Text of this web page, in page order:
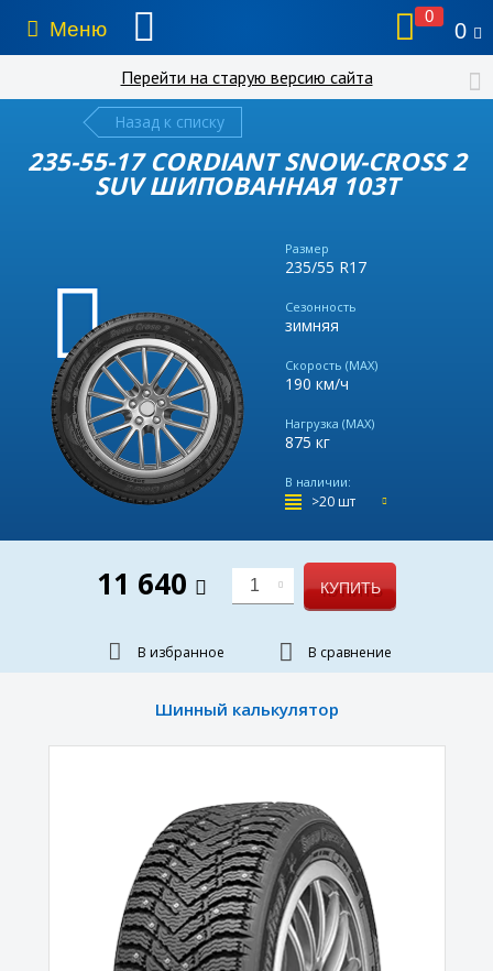
Меню
0
0
Перейти на старую версию сайта
Назад к списку
235-55-17 CORDIANT SNOW-CROSS 2
SUV ШИПОВАННАЯ 103T
Размер
235/55 R17
Сезонность
зимняя
Скорость (MAX)
190 км/ч
Нагрузка (MAX)
875 кг
В наличии:
>20 шт
11 640 1 КУПИТЬ
В избранное В сравнение
Шинный калькулятор